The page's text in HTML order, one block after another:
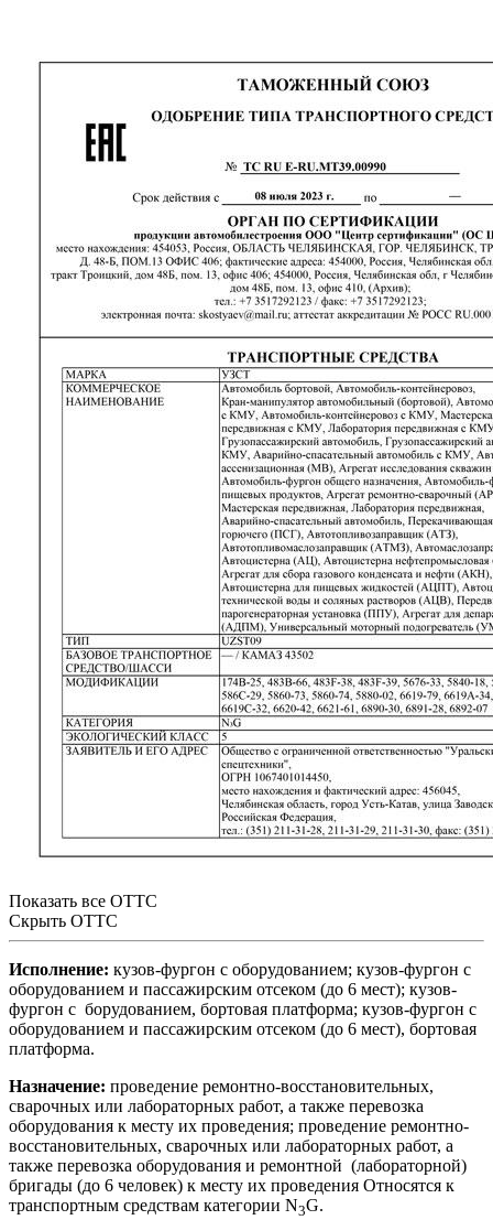
Показать все ОТТС
Скрыть ОТТС
Исполнение: кузов-фургон с оборудованием; кузов-фургон с
оборудованием и пассажирским отсеком (до 6 мест); кузов-
фургон с борудованием, бортовая платформа; кузов-фургон с
оборудованием и пассажирским отсеком (до 6 мест), бортовая
платформа.
Назначение: проведение ремонтно-восстановительных,
сварочных или лабораторных работ, а также перевозка
оборудования к месту их проведения; проведение ремонтно-
восстановительных, сварочных или лабораторных работ, а
также перевозка оборудования и ремонтной (лабораторной)
бригады (до 6 человек) к месту их проведения Относятся к
транспортным средствам категории N3G.